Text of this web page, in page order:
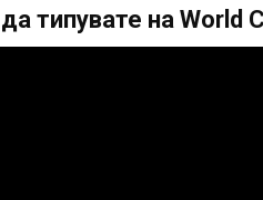
типувате на World